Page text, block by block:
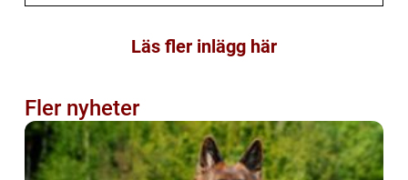
Läs fler inlägg här
Fler nyheter